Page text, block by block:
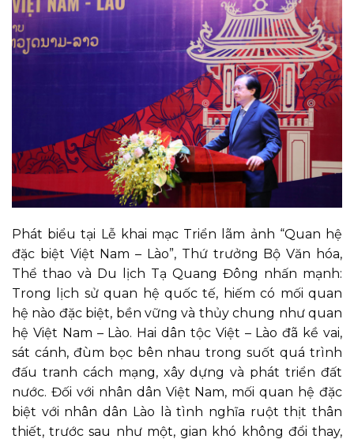
Phát biểu tại Lễ khai mạc Triển lãm ảnh “Quan hệ
đặc biệt Việt Nam – Lào”, Thứ trưởng Bộ Văn hóa,
Thể thao và Du lịch Tạ Quang Đông nhấn mạnh:
Trong lịch sử quan hệ quốc tế, hiếm có mối quan
hệ nào đặc biệt, bền vững và thủy chung như quan
hệ Việt Nam – Lào. Hai dân tộc Việt – Lào đã kề vai,
sát cánh, đùm bọc bên nhau trong suốt quá trình
đấu tranh cách mạng, xây dựng và phát triển đất
nước. Đối với nhân dân Việt Nam, mối quan hệ đặc
biệt với nhân dân Lào là tình nghĩa ruột thịt thân
thiết, trước sau như một, gian khó không đổi thay,